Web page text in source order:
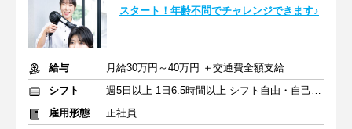
スタート！年齢不問でチャレンジできます♪
給与
月給30万円～40万円 ＋交通費全額支給
シフト
週5日以上 1日6.5時間以上 シフト自由・自己申告
雇用形態
正社員